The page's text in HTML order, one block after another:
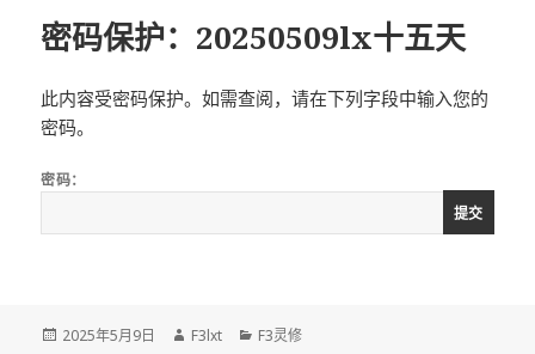
密码保护：20250509lx十五天
此内容受密码保护。如需查阅，请在下列字段中输入您的
密码。
密码：
发
2025年5月9日
作
F3lxt
分
F3灵修